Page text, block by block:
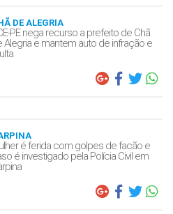
DE ALEGRIA
PE nega recurso a prefeito de Chã
Alegria e mantem auto de infração e
é ferida com golpes de facão e
é investigado pela Polícia Civil em